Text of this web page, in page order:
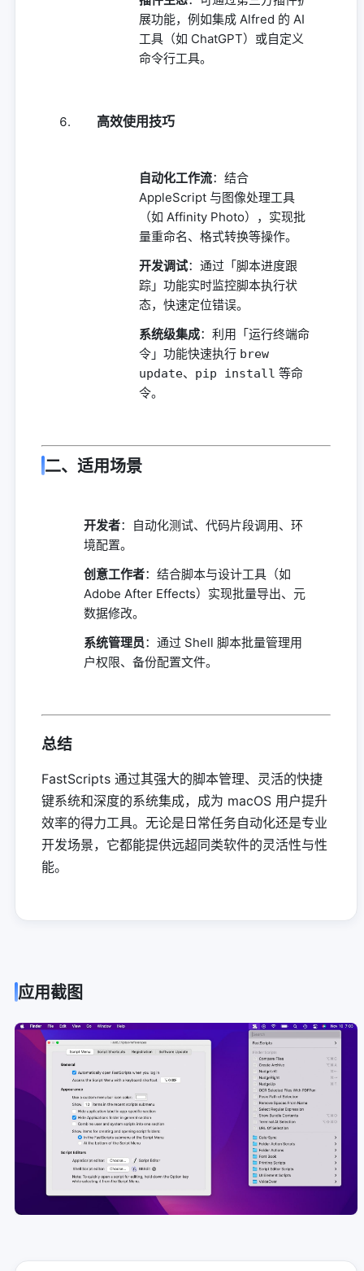
展功能，例如集成 Alfred 的 AI
工具（如 ChatGPT）或自定义
命令行工具。
高效使用技巧
自动化工作流：结合
AppleScript 与图像处理工具
（如 Affinity Photo），实现批
量重命名、格式转换等操作。
开发调试：通过「脚本进度跟
踪」功能实时监控脚本执行状
态，快速定位错误。
系统级集成：利用「运行终端命
令」功能快速执行 brew
update、 pip install 等命
令。
二、适用场景
开发者：自动化测试、代码片段调用、环
境配置。
创意工作者：结合脚本与设计工具（如
Adobe After Effects）实现批量导出、元
数据修改。
系统管理员：通过 Shell 脚本批量管理用
户权限、备份配置文件。
总结
FastScripts 通过其强大的脚本管理、灵活的快捷
键系统和深度的系统集成，成为 macOS 用户提升
效率的得力工具。无论是日常任务自动化还是专业
开发场景，它都能提供远超同类软件的灵活性与性
能。
应用截图